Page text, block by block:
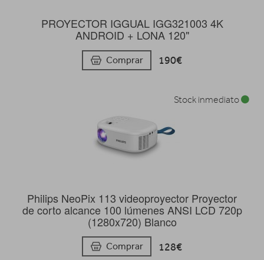
PROYECTOR IGGUAL IGG321003 4K
ANDROID + LONA 120"
Comprar 190€
Philips NeoPix 113 videoproyector Proyector
de corto alcance 100 lúmenes ANSI LCD 720p
(1280x720) Blanco
Comprar 128€
Stock inmediato